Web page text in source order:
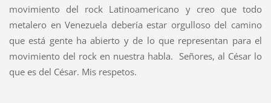
movimiento del rock Latinoamericano y creo que todo
metalero en Venezuela debería estar orgulloso del camino
que está gente ha abierto y de lo que representan para el
movimiento del rock en nuestra habla. Señores, al César lo
que es del César. Mis respetos.